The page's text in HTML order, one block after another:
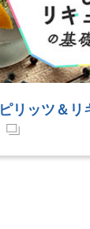
ウイスキー＆
識